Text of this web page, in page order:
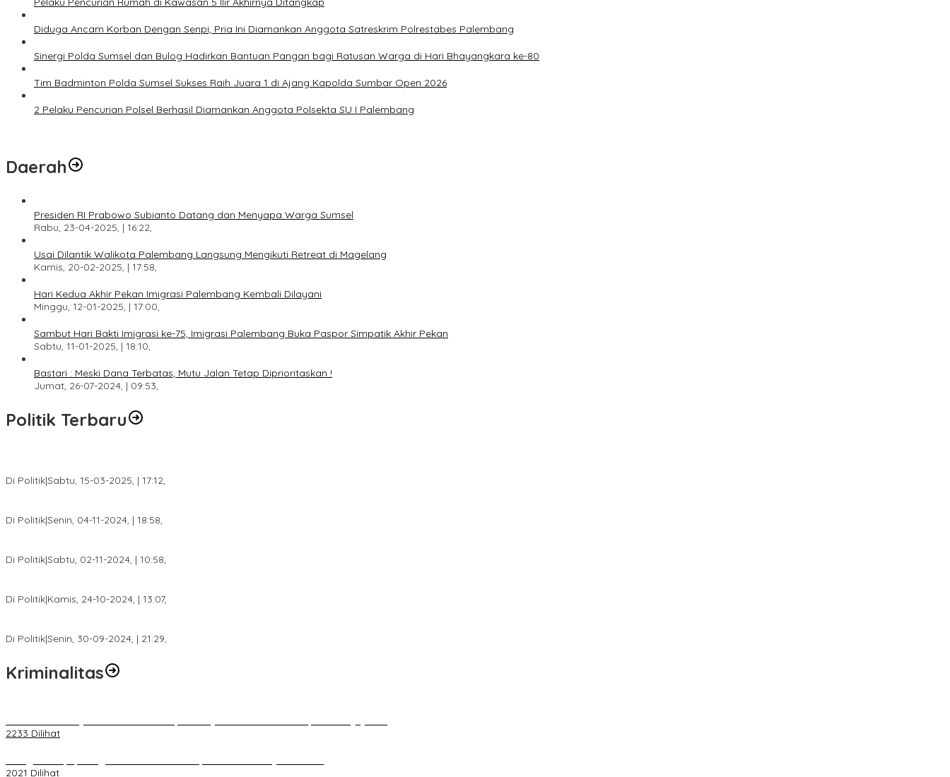
Diduga Ancam Korban Dengan Senpi, Pria Ini Diamankan Anggota Satreskrim Polrestabes Palembang
Sinergi Polda Sumsel dan Bulog Hadirkan Bantuan Pangan bagi Ratusan Warga di Hari Bhayangkara ke-80
Tim Badminton Polda Sumsel Sukses Raih Juara 1 di Ajang Kapolda Sumbar Open 2026
2 Pelaku Pencurian Polsel Berhasil Diamankan Anggota Polsekta SU I Palembang
Daerah
Presiden RI Prabowo Subianto Datang dan Menyapa Warga Sumsel
Rabu, 23-04-2025, | 16:22,
Usai Dilantik Walikota Palembang Langsung Mengikuti Retreat di Magelang
Kamis, 20-02-2025, | 17:58,
Hari Kedua Akhir Pekan Imigrasi Palembang Kembali Dilayani
Minggu, 12-01-2025, | 17:00,
Sambut Hari Bakti Imigrasi ke-75, Imigrasi Palembang Buka Paspor Simpatik Akhir Pekan
Sabtu, 11-01-2025, | 18:10,
Bastari : Meski Dana Terbatas, Mutu Jalan Tetap Diprioritaskan !
Jumat, 26-07-2024, | 09:53,
Politik Terbaru
Di Politik|Sabtu, 15-03-2025, | 17:12,
Di Politik|Senin, 04-11-2024, | 18:58,
Di Politik|Sabtu, 02-11-2024, | 10:58,
Di Politik|Kamis, 24-10-2024, | 13:07,
Di Politik|Senin, 30-09-2024, | 21:29,
Kriminalitas
2233 Dilihat
2021 Dilihat